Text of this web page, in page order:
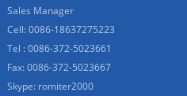
Sales Manager
Cell: 0086-18637275223
Tel : 0086-372-5023661
Fax: 0086-372-5023667
Skype: romiter2000